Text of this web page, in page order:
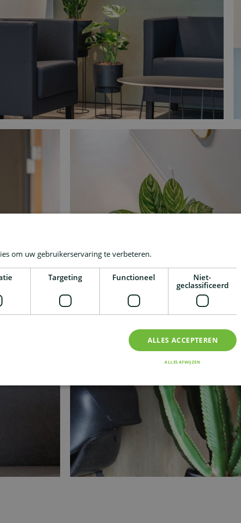
FRENCH
om uw gebruikerservaring te verbeteren.
Targeting Functioneel
Niet-
geclassificeerd
ALLES ACCEPTEREN
ALLES AFWIJZEN